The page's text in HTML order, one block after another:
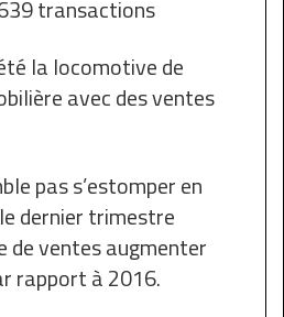
transactions
la locomotive de
avec des ventes
pas s’estomper en
dernier trimestre
de ventes augmenter
rapport à 2016.